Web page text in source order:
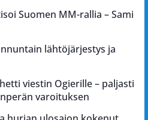
Suomen MM-rallia – Sami
lähtöjärjestys ja
viestin Ogierille – paljasti
varoituksen